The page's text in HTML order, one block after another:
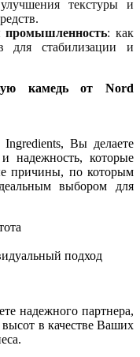
текстуры и
промышленность: как
для стабилизации и
камедь от Nord
Вы делаете
надежность, которые
причины, по которым
выбором для
подход
надежного партнера,
в качестве Ваших